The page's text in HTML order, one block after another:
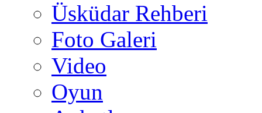
Üsküdar Rehberi
Foto Galeri
Video
Oyun